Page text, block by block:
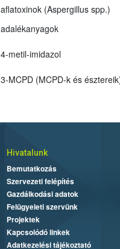
aflatoxinok (Aspergillus spp.)
adalékanyagok
4-metil-imidazol
3-MCPD (MCPD-k és
Hivatalunk
Bemutatkozás
Szervezeti felépítés
Gazdálkodási adatok
Felügyeleti szervünk
Projektek
Kapcsolódó linkek
Adatkezelési tájékoztató